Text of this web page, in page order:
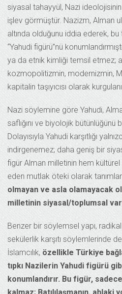
siyasal tahayyül, Nazi
işlev görmüştür. Nazizm, Alman
altında olduğunu iddia ederek, bu
“Yahudi figürü”nü
ya da etnik kimliği temsil etmez;
kozmopolitizmin, modernizmin,
kapitalin taşıyıcısı olarak
Nazi söylemine göre Yahudi,
saflığını ve biyolojik bütünlüğünü
Dolayısıyla Yahudi karşıtlığı
indirgenemez; daha geniş bir
figür Alman milletinin hem kültürel
eden mutlak öteki olarak
olmayan ve asla olamayacak
milletinin siyasal/toplumsal
Benzer bir söylemsel yapı,
sekülerlik karşıtı söylemlerinde
İslamcılık, özellikle Türkiye
tıpkı Nazilerin Yahudi figürü
konumlandırır. Bu figür,